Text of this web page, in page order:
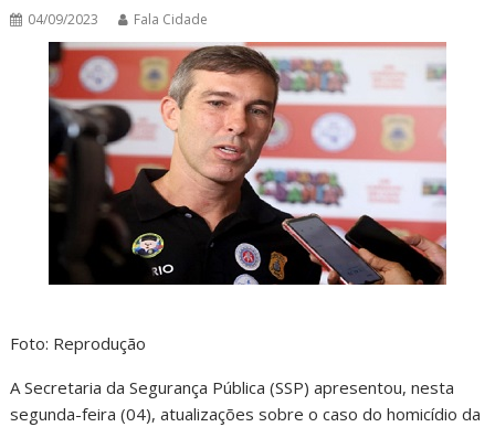
04/09/2023 Fala Cidade
Foto: Reprodução
A Secretaria da Segurança Pública (SSP) apresentou, nesta
segunda-feira (04), atualizações sobre o caso do homicídio da